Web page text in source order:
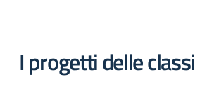
I progetti delle classi